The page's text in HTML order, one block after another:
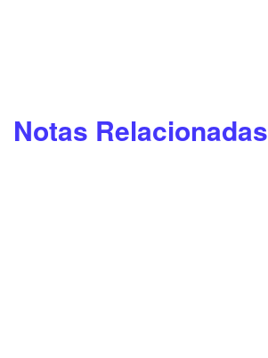
Notas Relacionadas